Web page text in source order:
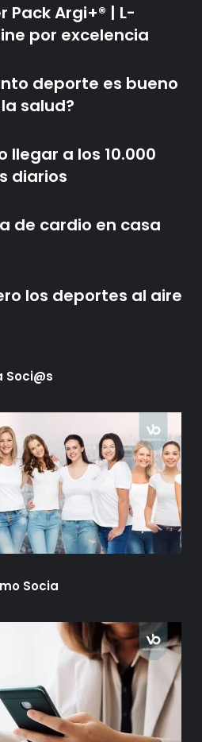
Pack Argi+® | L-
por excelencia
deporte es bueno
salud?
llegar a los 10.000
diarios
de cardio en casa
los deportes al aire
Soci@s
Socia